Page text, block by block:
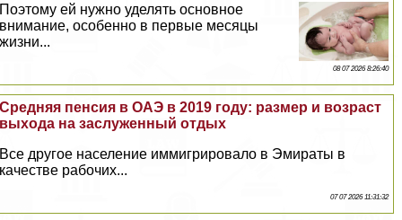
Поэтому ей нужно уделять основное
внимание, особенно в первые месяцы
жизни...
08 07 2026 8:26:40
Средняя пенсия в ОАЭ в 2019 году: размер и возраст
выхода на заслуженный отдых
Все другое население иммигрировало в Эмираты в
качестве рабочих...
07 07 2026 11:31:32